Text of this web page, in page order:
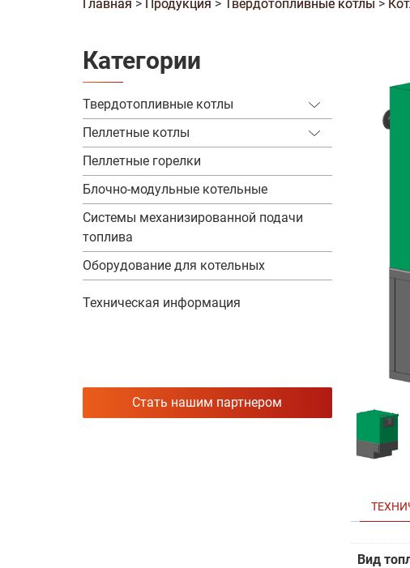
Главная > Продукция > Твердотопливные котлы >
Категории
Твердотопливные котлы
КСТБ
С механизированной подачей
топлива
С пеллетной горелкой
BESER
КТП
КТС
КВТ
Одноконтурные
Двухконтурные
Пеллетные котлы
Пеллетные котлы КТП
Пеллетные котлы КСТБ
Пеллетные котлы КВТ
Пеллетные горелки
Блочно-модульные котельные
Системы механизированной подачи
топлива
Оборудование для котельных
Техническая информация
Стать нашим партнером
Вид